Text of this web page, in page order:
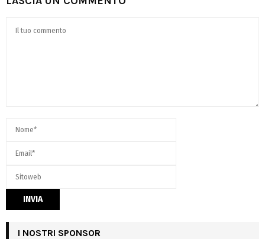
I NOSTRI SPONSOR